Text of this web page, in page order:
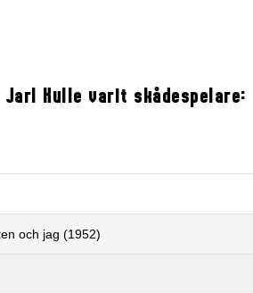
Kulle varit skådespelare:
och jag (1952)